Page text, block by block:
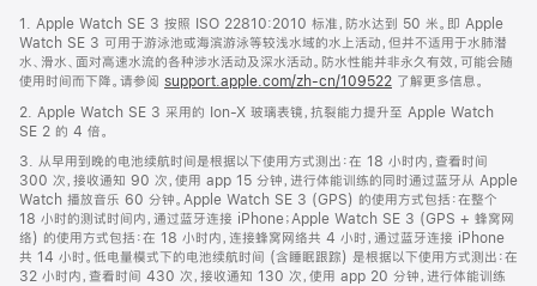
页
页
脚
注
1. Apple Watch SE 3 按照 ISO 22810:2010 标准，防水达到 50 米。即 Apple
Watch SE 3 可用于游泳池或海滨游泳等较浅水域的水上活动，但并不适用于水肺潜
水、滑水、面对高速水流的各种涉水活动及深水活动。防水性能并非永久有效，可能会随
使用时间而下降。请参阅 support.apple.com/zh-cn/109522 了解更多信息。
2. Apple Watch SE 3 采用的 Ion-X 玻璃表镜，抗裂能力提升至 Apple Watch
SE 2 的 4 倍。
3. 从早用到晚的电池续航时间是根据以下使用方式测出：在 18 小时内，查看时间
300 次，接收通知 90 次，使用 app 15 分钟，进行体能训练的同时通过蓝牙从 Apple
Watch 播放音乐 60 分钟。Apple Watch SE 3 (GPS) 的使用方式包括：在整个
18 小时的测试时间内，通过蓝牙连接 iPhone；Apple Watch SE 3 (GPS + 蜂窝网
络) 的使用方式包括：在 18 小时内，连接蜂窝网络共 4 小时，通过蓝牙连接 iPhone
共 14 小时。低电量模式下的电池续航时间 (含睡眠跟踪) 是根据以下使用方式测出：在
32 小时内，查看时间 430 次，接收通知 130 次，使用 app 20 分钟，进行体能训练